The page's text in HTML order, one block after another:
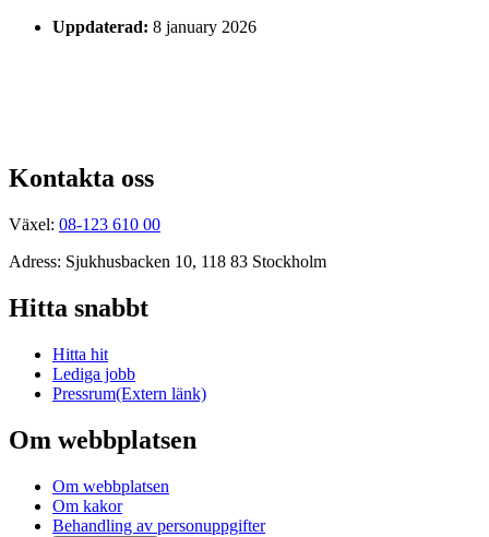
Uppdaterad: 8 january 2026
Kontakta oss
Växel: 08-123 610 00
Adress: Sjukhusbacken 10, 118 83 Stockholm
Hitta snabbt
Hitta hit
Lediga jobb
Pressrum(Extern länk)
Om webbplatsen
Om webbplatsen
Om kakor
Behandling av personuppgifter